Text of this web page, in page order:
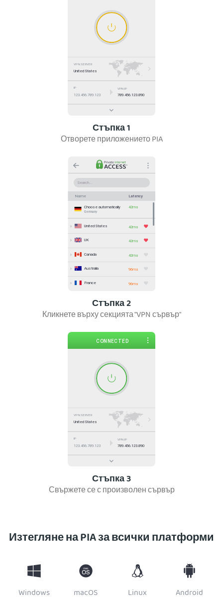
Стъпка 1
Отворете приложението PIA
Стъпка 2
Кликнете върху секцията "VPN сървър"
Стъпка 3
Свържете се с произволен сървър
Изтегляне на PIA за всички платформи
Windows macOS Linux Android